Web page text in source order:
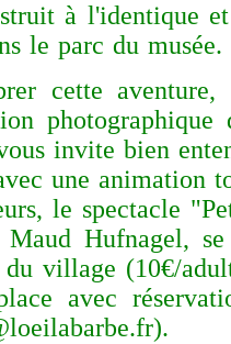
à l'identique
le parc du musée.
cette aventure,
photographique
invite bien
une animation
le spectacle
Hufnagel,
village (10€/
avec
).